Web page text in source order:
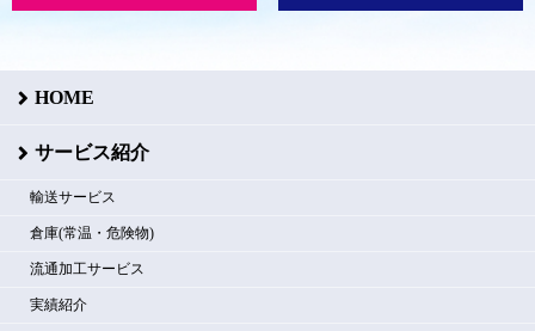
HOME
サービス紹介
輸送サービス
倉庫(常温・危険物)
流通加工サービス
実績紹介